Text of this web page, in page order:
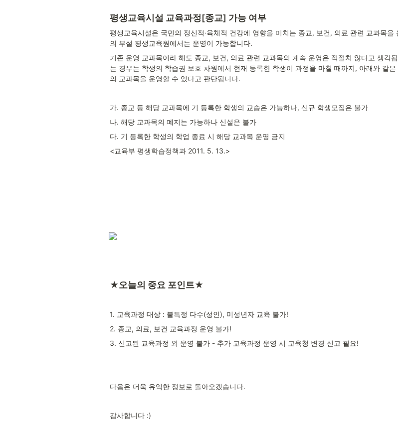
평생교육시설 교육과정[종교] 가능 여부
평생교육시설은 국민의 정신적·육체적 건강에 영향을 미치는 종교, 보건, 의료 관련 교과목
의 부설 평생교육원에서는 운영이 가능합니다.
기존 운영 교과목이라 해도 종교, 보건, 의료 관련 교과목의 계속 운영은 적절치 않다고 생각
는 경우는 학생의 학습권 보호 차원에서 현재 등록한 학생이 과정을 마칠 때까지, 아래와 같
의 교과목을 운영할 수 있다고 판단됩니다.
가. 종교 등 해당 교과목에 기 등록한 학생의 교습은 가능하나, 신규 학생모집은 불가
나. 해당 교과목의 폐지는 가능하나 신설은 불가
다. 기 등록한 학생의 학업 종료 시 해당 교과목 운영 금지
<교육부 평생학습정책과 2011. 5. 13.>
★오늘의 중요 포인트★
1. 교육과정 대상 : 불특정 다수(성인), 미성년자 교육 불가!
2. 종교, 의료, 보건 교육과정 운영 불가!
3. 신고된 교육과정 외 운영 불가 - 추가 교육과정 운영 시 교육청 변경 신고 필요!
다음은 더욱 유익한 정보로 돌아오겠습니다.
감사합니다 :)